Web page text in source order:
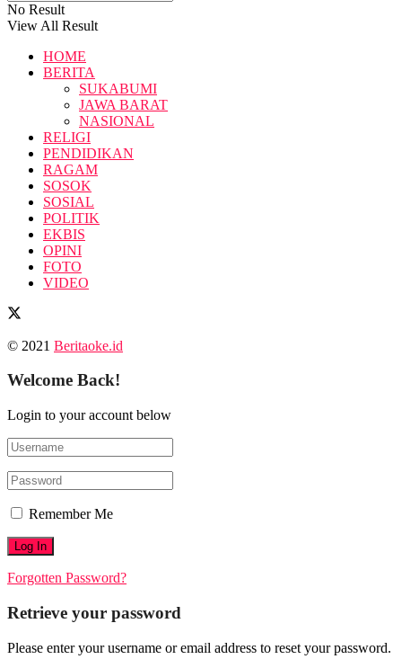
No Result
View All Result
HOME
BERITA
SUKABUMI
JAWA BARAT
NASIONAL
RELIGI
PENDIDIKAN
RAGAM
SOSOK
SOSIAL
POLITIK
EKBIS
OPINI
FOTO
VIDEO
© 2021 Beritaoke.id
Welcome Back!
Login to your account below
Remember Me
Forgotten Password?
Retrieve your password
Please enter your username or email address to reset your password.